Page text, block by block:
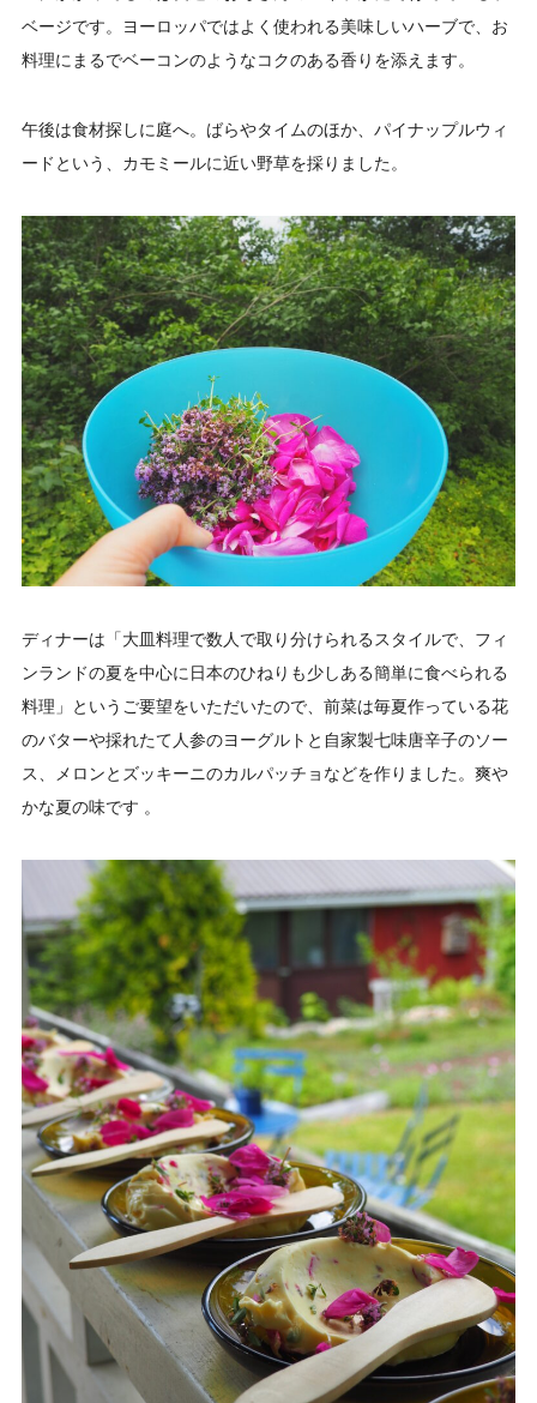
ベージです。ヨーロッパではよく使われる美味しいハーブで、お
料理にまるでベーコンのようなコクのある香りを添えます。
午後は食材探しに庭へ。ばらやタイムのほか、パイナップルウィ
ードという、カモミールに近い野草を採りました。
ディナーは「大皿料理で数人で取り分けられるスタイルで、フィ
ンランドの夏を中心に日本のひねりも少しある簡単に食べられる
料理」というご要望をいただいたので、前菜は毎夏作っている花
のバターや採れたて人参のヨーグルトと自家製七味唐辛子のソー
ス、メロンとズッキーニのカルパッチョなどを作りました。爽や
かな夏の味です 。